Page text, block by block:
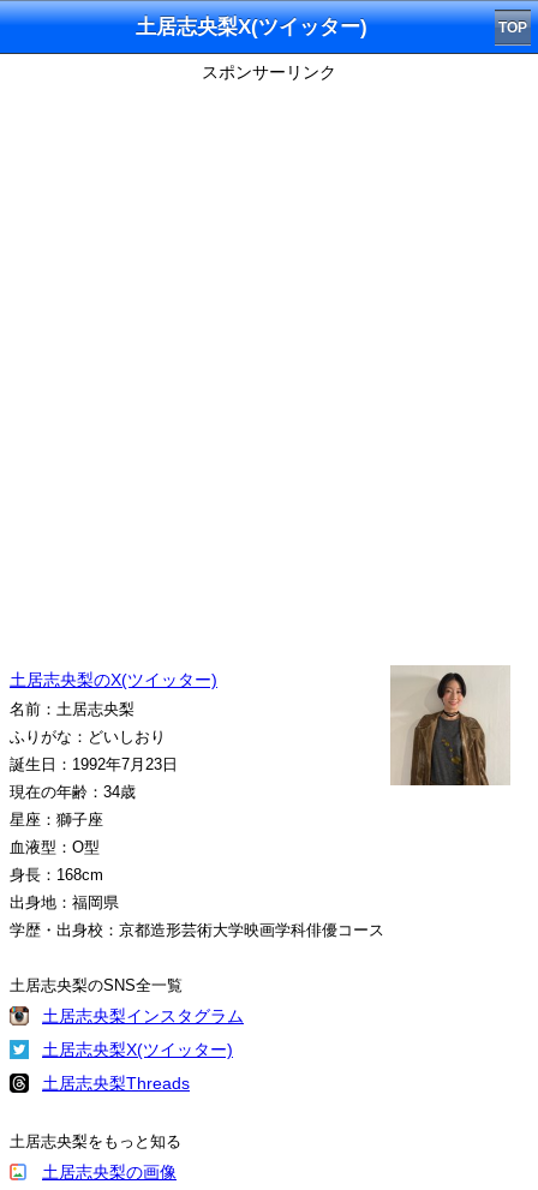
土居志央梨X(ツイッター) TOP
スポンサーリンク
土居志央梨のX(ツイッター)
名前：土居志央梨
ふりがな：どいしおり
誕生日：1992年7月23日
現在の年齢：34歳
星座：獅子座
血液型：O型
身長：168cm
出身地：福岡県
学歴・出身校：京都造形芸術大学映画学科俳優コース
土居志央梨のSNS全一覧
土居志央梨インスタグラム
土居志央梨X(ツイッター)
土居志央梨Threads
土居志央梨をもっと知る
土居志央梨の画像